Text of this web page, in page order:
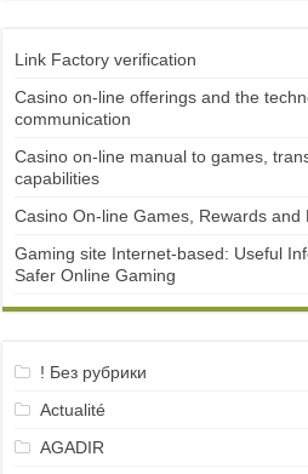
Link Factory verification
Casino on-line offerings and the
communication
Casino on-line manual to games,
capabilities
Casino On-line Games, Rewards and
Gaming site Internet-based: Useful
Safer Online Gaming
! Без рубрики
Actualité
AGADIR